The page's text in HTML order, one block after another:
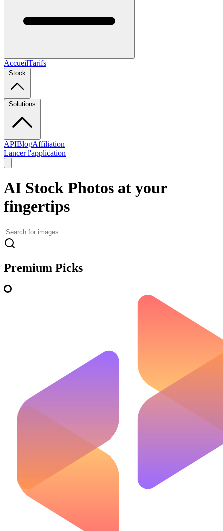
AccueilTarifs
Stock
Solutions
APIBlogAffiliation
Lancer l'application
AI Stock Photos at your
fingertips
Premium Picks